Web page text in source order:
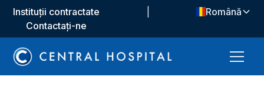
Instituții contractate
Contactați-ne
Română